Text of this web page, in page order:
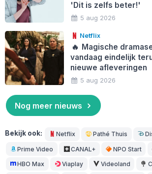
'Dit is zelfs beter!'
5 aug 2026
Netflix
🔥 Magische
vandaag eindelijk
nieuwe afleveringen
5 aug 2026
Nog meer nieuws
Bekijk ook: Netflix Pathé Thuis
Prime Video CANAL+ NPO Start
HBO Max Viaplay Videoland